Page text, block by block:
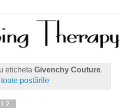
eticheta Givenchy Couture.
postările